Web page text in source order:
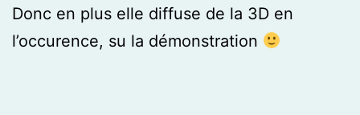
Donc en plus elle diffuse de la 3D en
l’occurence, su la démonstration